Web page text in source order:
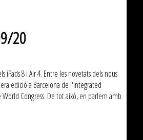
20
8 i Air 4. Entre les novetats dels nous
edició a Barcelona de l'Integrated
Congress. De tot això, en parlem amb